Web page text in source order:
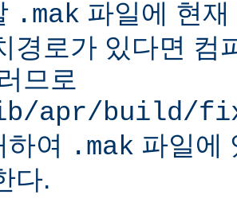
.mak 파일에 현
경로가 있다면 컴
므로
apr/build/
하여 .mak 파일에
다.